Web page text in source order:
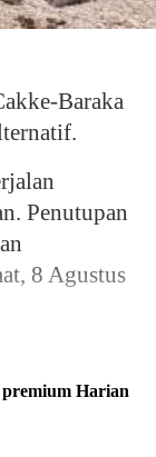
Baraka
Penutupan
8 Agustus
Harian